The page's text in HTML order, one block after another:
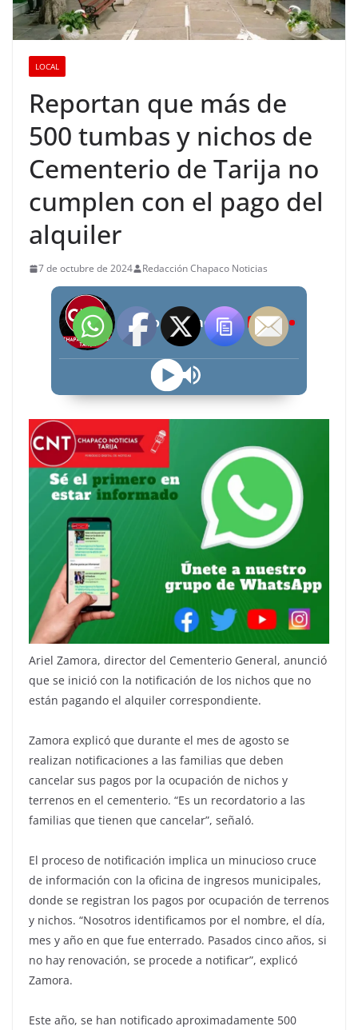
LOCAL
Reportan que más de
500 tumbas y nichos de
Cementerio de Tarija no
cumplen con el pago del
alquiler
7 de octubre de 2024 Redacción Chapaco Noticias
Radio Chapaco Noticias Las 24 horas en vivo LIVE
Ariel Zamora, director del Cementerio General, anunció
que se inició con la notificación de los nichos que no
están pagando el alquiler correspondiente.
Zamora explicó que durante el mes de agosto se
realizan notificaciones a las familias que deben
cancelar sus pagos por la ocupación de nichos y
terrenos en el cementerio. “Es un recordatorio a las
familias que tienen que cancelar”, señaló.
El proceso de notificación implica un minucioso cruce
de información con la oficina de ingresos municipales,
donde se registran los pagos por ocupación de terrenos
y nichos. “Nosotros identificamos por el nombre, el día,
mes y año en que fue enterrado. Pasados cinco años, si
no hay renovación, se procede a notificar”, explicó
Zamora.
Este año, se han notificado aproximadamente 500